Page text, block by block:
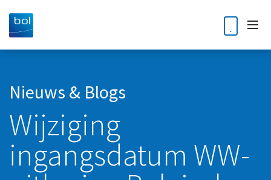
Home
Diensten
Accountancy
Audit
Klantverhalen
Nieuws & Blogs
Wijziging
ingangsdatum WW-